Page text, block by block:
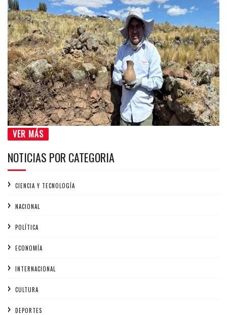
VER MÁS
NOTICIAS POR CATEGORIA
CIENCIA Y TECNOLOGÍA
NACIONAL
POLÍTICA
ECONOMÍA
INTERNACIONAL
CULTURA
DEPORTES